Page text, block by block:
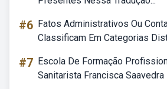
#6 Fatos Administrativos Ou
Classificam Em Categorias
#7 Escola De Formação
Sanitarista Francisca Saavedra